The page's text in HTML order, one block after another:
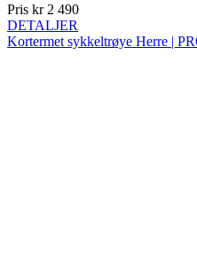
Pris kr 2 490
DETALJER
Kortermet sykkeltrøye Herre |